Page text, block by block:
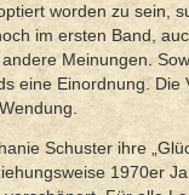
worden zu sein,
im ersten Band,
Meinungen.
eine Einordnung.
Schuster ihre
1970er